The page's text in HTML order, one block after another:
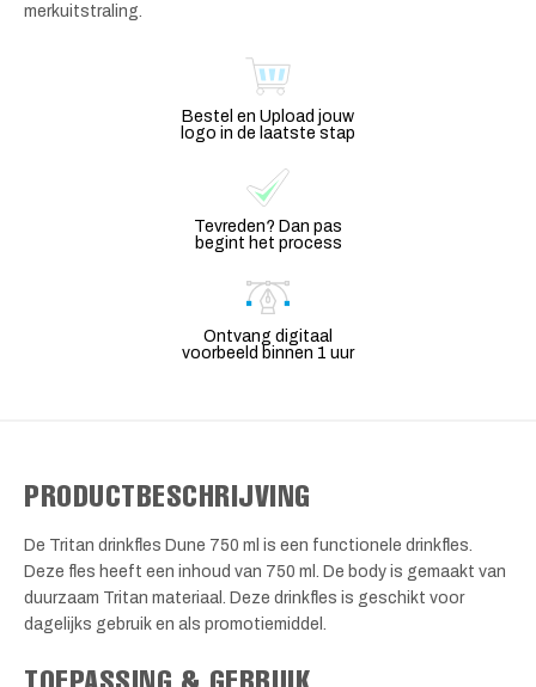
merkuitstraling.
Bestel en Upload jouw
logo in de laatste stap
Tevreden? Dan pas
begint het process
Ontvang digitaal
voorbeeld binnen 1 uur
PRODUCTBESCHRIJVING
De Tritan drinkfles Dune 750 ml is een functionele drinkfles.
Deze fles heeft een inhoud van 750 ml. De body is gemaakt van
duurzaam Tritan materiaal. Deze drinkfles is geschikt voor
dagelijks gebruik en als promotiemiddel.